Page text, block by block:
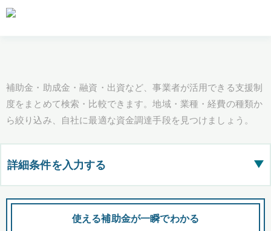
補助金・助成金・融資・出資など、事業者が活用できる支援制
度をまとめて検索・比較できます。地域・業種・経費の種類か
ら絞り込み、自社に最適な資金調達手段を見つけましょう。
詳細条件を入力する ▶
都道府県
使える補助金が一瞬でわかる